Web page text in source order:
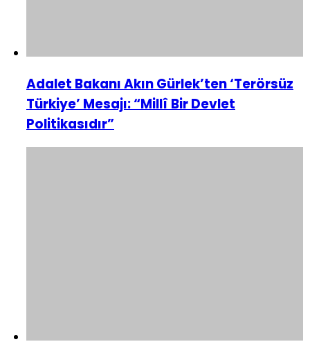
Adalet Bakanı Akın Gürlek’ten ‘Terörsüz
Türkiye’ Mesajı: “Millî Bir Devlet
Politikasıdır”